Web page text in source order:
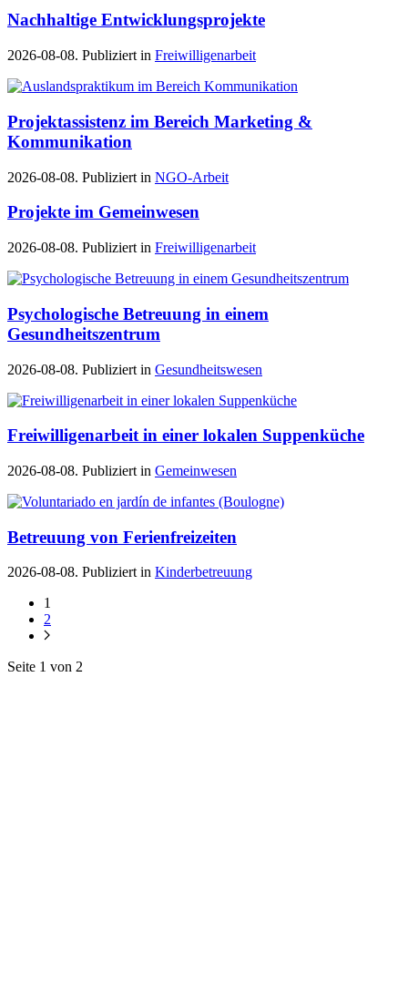
Nachhaltige Entwicklungsprojekte
2026-08-08. Publiziert in Freiwilligenarbeit
Projektassistenz im Bereich Marketing &
Kommunikation
2026-08-08. Publiziert in NGO-Arbeit
Projekte im Gemeinwesen
2026-08-08. Publiziert in Freiwilligenarbeit
Psychologische Betreuung in einem
Gesundheitszentrum
2026-08-08. Publiziert in Gesundheitswesen
Freiwilligenarbeit in einer lokalen Suppenküche
2026-08-08. Publiziert in Gemeinwesen
Betreuung von Ferienfreizeiten
2026-08-08. Publiziert in Kinderbetreuung
1
2
Seite 1 von 2